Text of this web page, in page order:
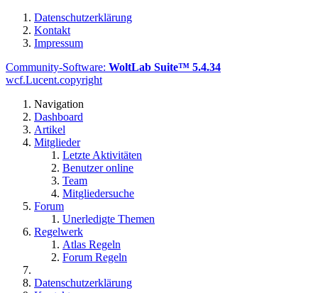
Datenschutzerklärung
Kontakt
Impressum
Community-Software: WoltLab Suite™ 5.4.34
wcf.Lucent.copyright
Navigation
Dashboard
Artikel
Mitglieder
Letzte Aktivitäten
Benutzer online
Team
Mitgliedersuche
Forum
Unerledigte Themen
Regelwerk
Atlas Regeln
Forum Regeln
Datenschutzerklärung